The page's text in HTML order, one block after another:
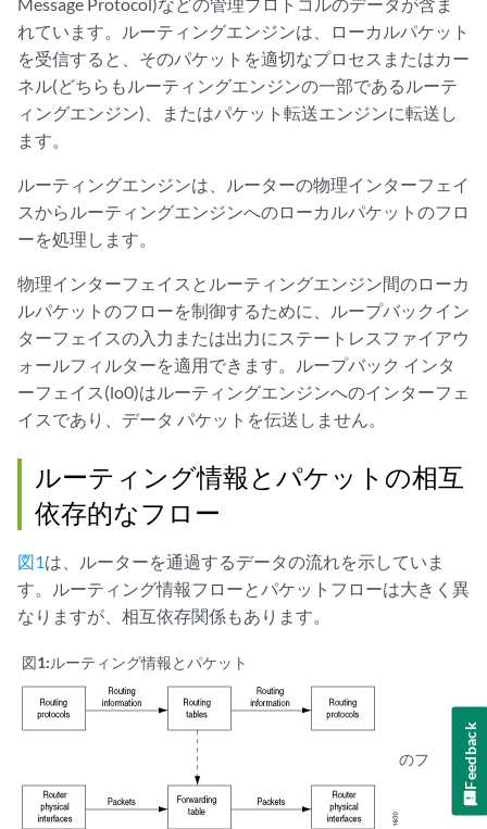
れています。ルーティングエンジンは、ローカルパケット
を受信すると、そのパケットを適切なプロセスまたはカー
ネル(どちらもルーティングエンジンの一部であるルーテ
ィングエンジン)、またはパケット転送エンジンに転送し
ます。
ルーティングエンジンは、ルーターの物理インターフェイ
スからルーティングエンジンへのローカルパケットのフロ
ーを処理します。
物理インターフェイスとルーティングエンジン間のローカ
ルパケットのフローを制御するために、ループバックイン
ターフェイスの入力または出力にステートレスファイアウ
ォールフィルターを適用できます。ループバック インタ
ーフェイス(lo0)はルーティングエンジンへのインターフェ
イスであり、データ パケットを伝送しません。
ルーティング情報とパケットの相互
依存的なフロー
図1は、ルーターを通過するデータの流れを示していま
す。ルーティング情報フローとパケットフローは大きく異
なりますが、相互依存関係もあります。
図1:ルーティング情報とパケット
のフ Feedback